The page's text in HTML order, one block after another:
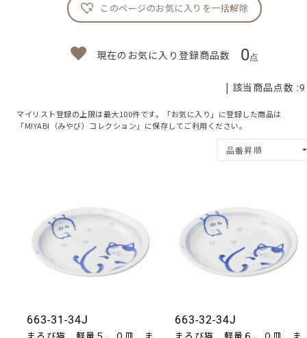
このページのお気に入りを一括解除
現在のお気に入り登録商品数 0点
| 該当商品点数 :9
マイリスト登録の上限は最大100件です。「お気に入り」に登録した商品は
「MIYABI（みやび）コレクション」に保存してご利用ください。
663-31-34J
663-32-34J